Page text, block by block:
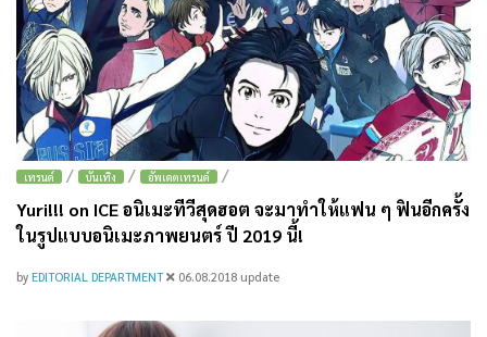
เทรนด์ / บันเทิง / อัพเดตเทรนด์ /
Yuri!!! on ICE อนิเมะทีวีสุดฮอต จะมาทำให้แฟน ๆ ฟินอีกครั้ง
ในรูปแบบอนิเมะภาพยนตร์ ปี 2019 นี้!
by EDITORIAL DEPARTMENT 06.08.2018 update